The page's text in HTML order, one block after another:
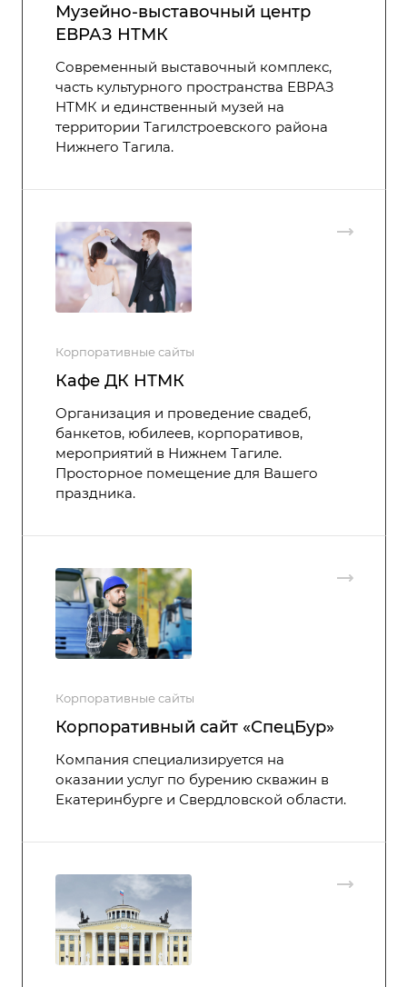
Музейно-выставочный центр
ЕВРАЗ НТМК
Современный выставочный комплекс,
часть культурного пространства ЕВРАЗ
НТМК и единственный музей на
территории Тагилстроевского района
Нижнего Тагила.
Корпоративные сайты
Кафе ДК НТМК
Организация и проведение свадеб,
банкетов, юбилеев, корпоративов,
мероприятий в Нижнем Тагиле.
Просторное помещение для Вашего
праздника.
Корпоративные сайты
Корпоративный сайт «СпецБур»
Компания специализируется на
оказании услуг по бурению скважин в
Екатеринбурге и Свердловской области.